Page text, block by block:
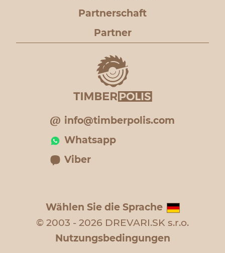
Partnerschaft
Partner
info@timberpolis.com
Whatsapp
Viber
Wählen Sie die Sprache
© 2003 - 2026 DREVARI.SK s.r.o.
Nutzungsbedingungen